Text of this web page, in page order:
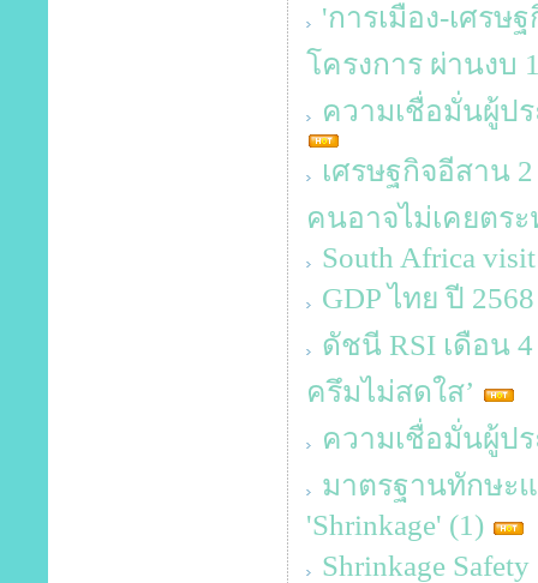
'การเมือง-เศรษ
โครงการ ผ่านงบ
ความเชื่อมั่นผู้ป
เศรษฐกิจอีสาน
คนอาจไม่เคยตร
South Africa
GDP ไทย ปี
ดัชนี RSI เดือน
ครึมไม่สดใส’
ความเชื่อมั่นผู้ป
มาตรฐานทักษะ
'Shrinkage' (1)
Shrinkage